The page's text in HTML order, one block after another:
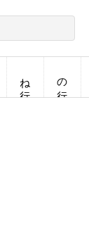
ね行 の行